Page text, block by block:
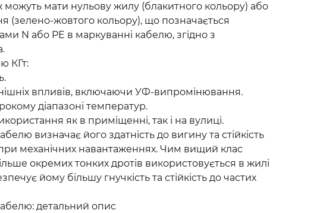
можуть мати нульову жилу (блакитного кольору) або
(зелено-жовтого кольору), що позначається
N або PE в маркуванні кабелю, згідно з
КГт:
впливів, включаючи УФ-випромінювання.
діапазоні температур.
як в приміщенні, так і на вулиці.
визначає його здатність до вигину та стійкість
механічних навантаженнях. Чим вищий клас
окремих тонких дротів використовується в жилі
йому більшу гнучкість та стійкість до частих
детальний опис